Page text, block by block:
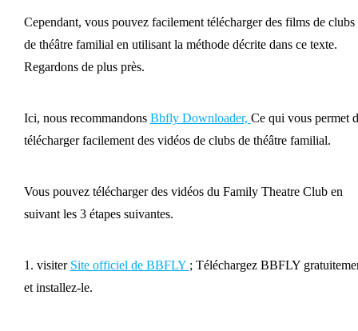
Cependant, vous pouvez facilement télécharger des films de clubs
de théâtre familial en utilisant la méthode décrite dans ce texte.
Regardons de plus près.
Ici, nous recommandons Bbfly Downloader, Ce qui vous permet
télécharger facilement des vidéos de clubs de théâtre familial.
Vous pouvez télécharger des vidéos du Family Theatre Club en
suivant les 3 étapes suivantes.
1. visiter Site officiel de BBFLY ; Téléchargez BBFLY
et installez-le.